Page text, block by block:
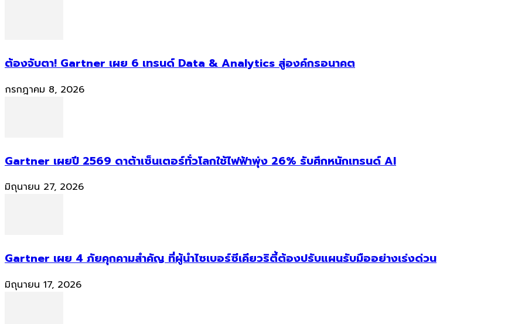
ต้องจับตา! Gartner เผย 6 เทรนด์ Data & Analytics สู่องค์กรอนาคต
กรกฎาคม 8, 2026
Gartner เผยปี 2569 ดาต้าเซ็นเตอร์ทั่วโลกใช้ไฟฟ้าพุ่ง 26% รับศึกหนักเทรนด์ AI
มิถุนายน 27, 2026
Gartner เผย 4 ภัยคุกคามสำคัญ ที่ผู้นำไซเบอร์ซีเคียวริตี้ต้องปรับแผนรับมืออย่างเร่งด่วน
มิถุนายน 17, 2026